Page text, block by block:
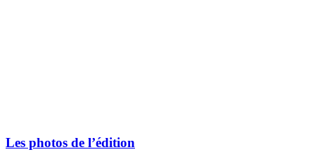
Les photos de l’édition